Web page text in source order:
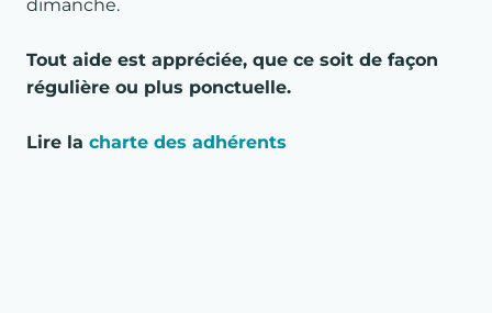
dimanche.
Tout aide est appréciée, que ce soit de façon
régulière ou plus ponctuelle.
Lire la charte des adhérents